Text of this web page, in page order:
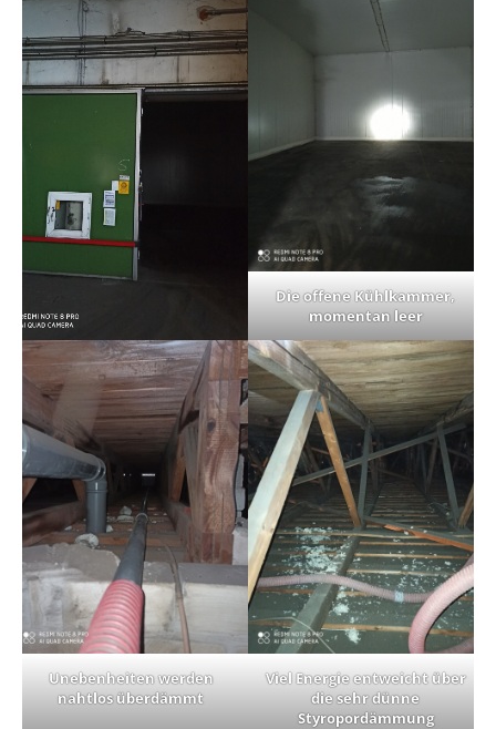
Die offene Kühlkammer,
momentan leer
Unebenheiten werden
nahtlos überdämmt
Viel Energie entweicht über
die sehr dünne
Styropordämmung